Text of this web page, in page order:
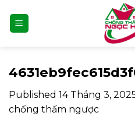
content
Published 14 Tháng 3,
chống thấm ngược